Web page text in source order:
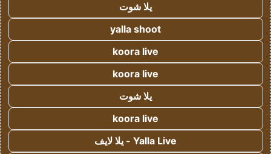
يلا شوت
yalla shoot
koora live
koora live
يلا شوت
koora live
Yalla Live - يلا لايف